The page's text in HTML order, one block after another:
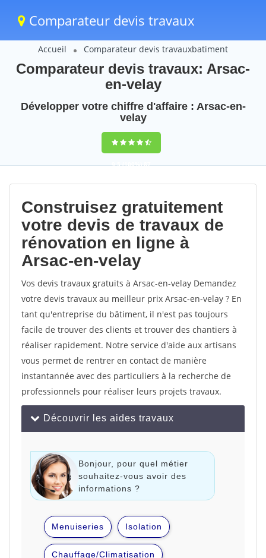
Comparateur devis travaux
Accueil Comparateur devis travauxbatiment
Comparateur devis travaux: Arsac-
en-velay
Développer votre chiffre d'affaire : Arsac-en-
velay
9,5(100%)87
votes
Construisez gratuitement
votre devis de travaux de
rénovation en ligne à
Arsac-en-velay
Vos devis travaux gratuits à Arsac-en-velay Demandez
votre devis travaux au meilleur prix Arsac-en-velay ? En
tant qu'entreprise du bâtiment, il n'est pas toujours
facile de trouver des clients et trouver des chantiers à
réaliser rapidement. Notre service d'aide aux artisans
vous permet de rentrer en contact de manière
instantannée avec des particuliers à la recherche de
professionnels pour réaliser leurs projets travaux.